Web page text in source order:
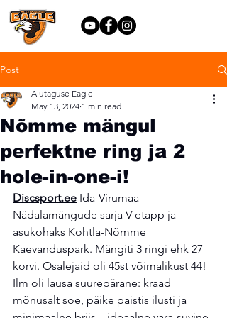
Post
Nõmme mängul
perfektne ring ja 2
hole-in-one-i!
Alutaguse Eagle
May 13, 2024 1 min read
Discsport.ee Ida-Virumaa
Nädalamängude sarja V etapp ja
asukohaks Kohtla-Nõmme
Kaevanduspark. Mängiti 3 ringi ehk 27
korvi. Osalejaid oli 45st võimalikust 44!
Ilm oli lausa suurepärane: kraad
mõnusalt soe, päike paistis ilusti ja